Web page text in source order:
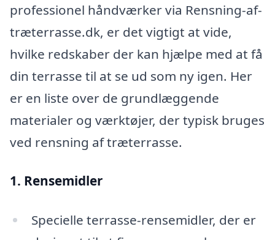
professionel håndværker via Rensning-af-
træterrasse.dk, er det vigtigt at vide,
hvilke redskaber der kan hjælpe med at få
din terrasse til at se ud som ny igen. Her
er en liste over de grundlæggende
materialer og værktøjer, der typisk bruges
ved rensning af træterrasse.
1. Rensemidler
Specielle terrasse-rensemidler, der er